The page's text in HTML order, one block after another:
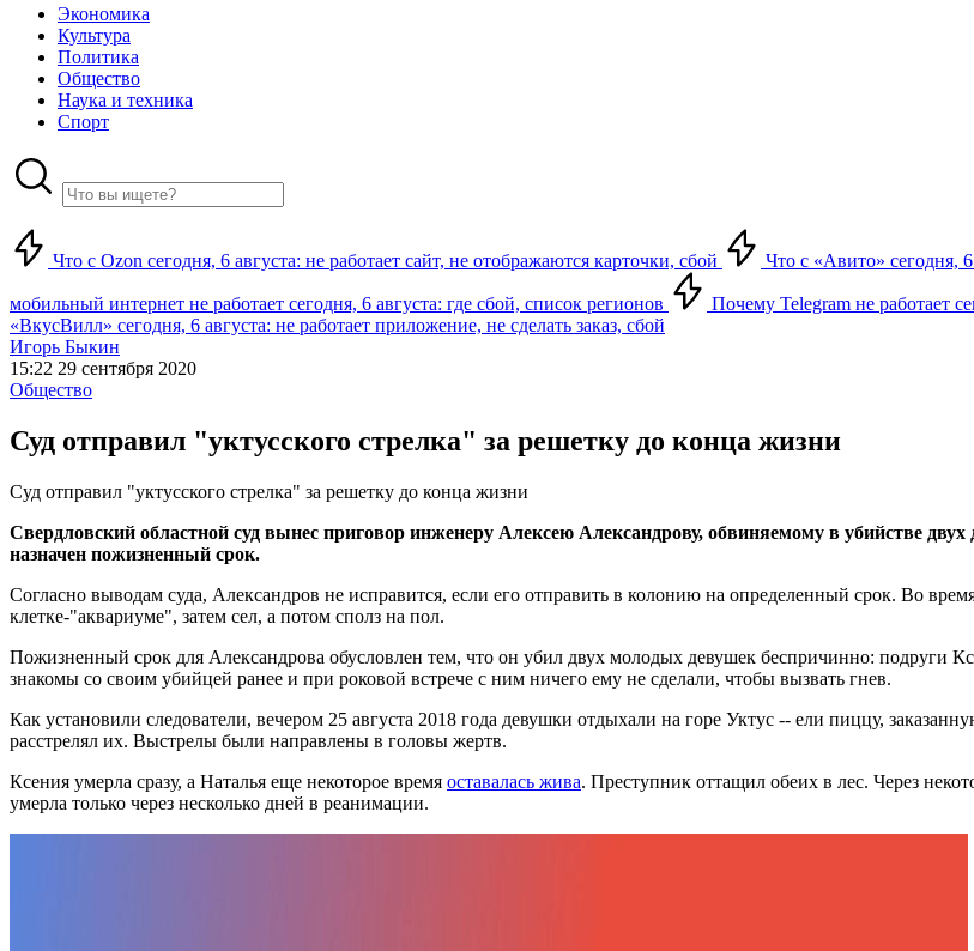
Экономика
Культура
Политика
Общество
Наука и техника
Спорт
Что с Ozon сегодня, 6 августа: не работает сайт, не отображаются карточки, сбой Что с «Авито» сегодня,
мобильный интернет не работает сегодня, 6 августа: где сбой, список регионов Почему Telegram не работает
«ВкусВилл» сегодня, 6 августа: не работает приложение, не сделать заказ, сбой
Игорь Быкин
15:22 29 сентября 2020
Общество
Суд отправил "уктусского стрелка" за решетку до конца жизни
Суд отправил "уктусского стрелка" за решетку до конца жизни
Свердловский областной суд вынес приговор инженеру Алексею Александрову, обвиняемому в убийстве
назначен пожизненный срок.
Согласно выводам суда, Александров не исправится, если его отправить в колонию на определенный срок. Во
клетке-"аквариуме", затем сел, а потом сполз на пол.
Пожизненный срок для Александрова обусловлен тем, что он убил двух молодых девушек беспричинно: подруги
знакомы со своим убийцей ранее и при роковой встрече с ним ничего ему не сделали, чтобы вызвать гнев.
Как установили следователи, вечером 25 августа 2018 года девушки отдыхали на горе Уктус -- ели пиццу,
расстрелял их. Выстрелы были направлены в головы жертв.
Ксения умерла сразу, а Наталья еще некоторое время оставалась жива. Преступник оттащил обеих в лес. Через
умерла только через несколько дней в реанимации.